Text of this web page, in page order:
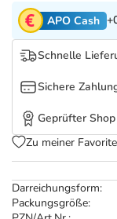
Darreichungsform:
Packungsgröße:
APO Cash
Schnelle
Sichere
Geprüfter Shop
Zu meiner